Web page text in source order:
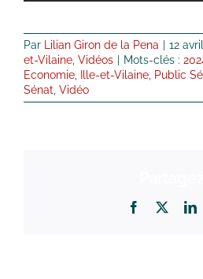
Par Lilian Giron de la Pena 12
et-Vilaine Vidéos Mots-clés :
Economie
Ille-et-Vilaine Public
Sénat Vidéo
Facebook